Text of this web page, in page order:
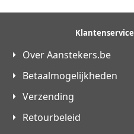
Klantenservice
Over Aanstekers.be
Betaalmogelijkheden
Verzending
Retourbeleid